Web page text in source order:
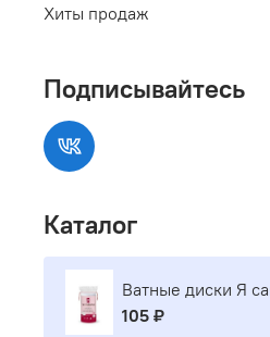
Хиты продаж
Подписывайтесь
Каталог
Ватные диски Я
105 ₽